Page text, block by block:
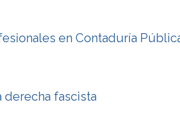
en Contaduría
fascista